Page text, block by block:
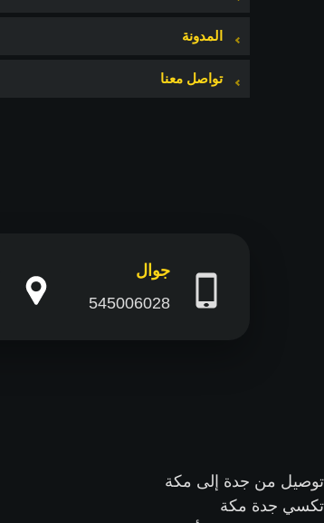
المدونة
تواصل معنا
جوال
545006028
توصيل من جدة إلى مكة
تكسي جدة مكة